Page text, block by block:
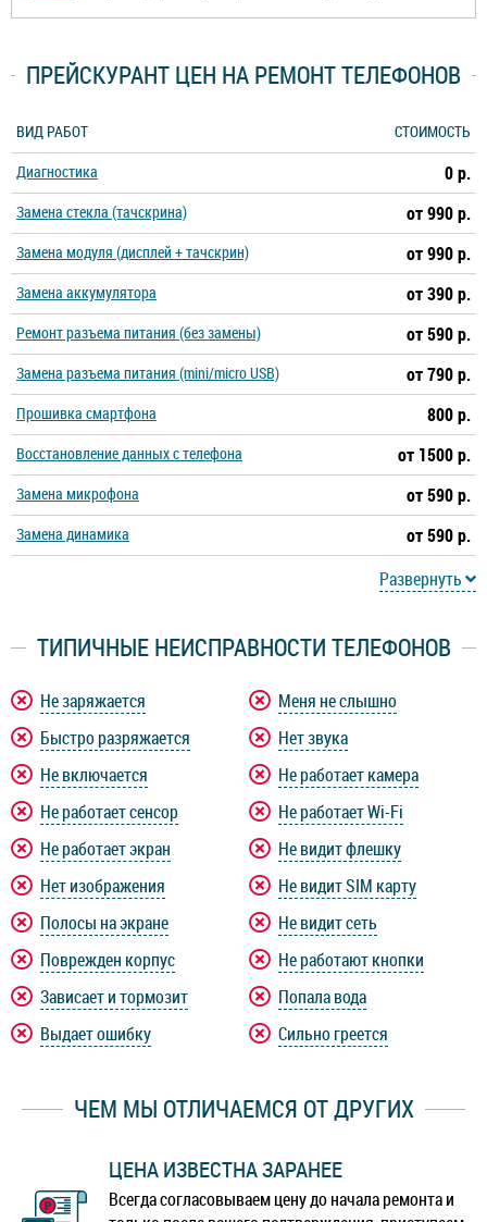
ПРЕЙСКУРАНТ ЦЕН НА РЕМОНТ ТЕЛЕФОНОВ
ВИД РАБОТ
СТОИМОСТЬ
Диагностика
0 р.
Замена стекла (тачскрина) от 990 р.
Замена модуля (дисплей + тачскрин) от 990 р.
Замена аккумулятора от 390 р.
Ремонт разъема питания (без замены) от 590 р.
Замена разъема питания (mini/micro USB) от 790 р.
Прошивка смартфона 800 р.
Восстановление данных с телефона от 1500 р.
Замена микрофона от 590 р.
Замена динамика
от 590 р.
Развернуть
ТИПИЧНЫЕ НЕИСПРАВНОСТИ ТЕЛЕФОНОВ
Не заряжается
Быстро разряжается
Не включается
Не работает сенсор
Не работает экран
Нет изображения
Полосы на экране
Поврежден корпус
Зависает и тормозит
Выдает ошибку
Меня не слышно
Нет звука
Не работает камера
Не работает Wi-Fi
Не видит флешку
Не видит SIM карту
Не видит сеть
Не работают кнопки
Попала вода
Сильно греется
ЧЕМ МЫ ОТЛИЧАЕМСЯ ОТ ДРУГИХ
ЦЕНА ИЗВЕСТНА ЗАРАНЕЕ
Всегда согласовываем цену до начала ремонта и